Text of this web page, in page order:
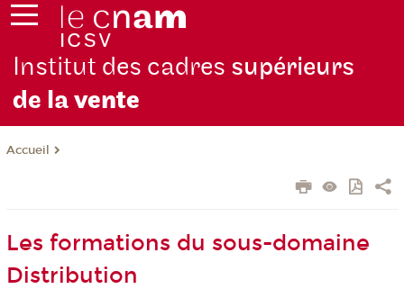
Institut des cadres supérieurs
de lavente
Accueil
Les formations du sous-domaine
Distribution